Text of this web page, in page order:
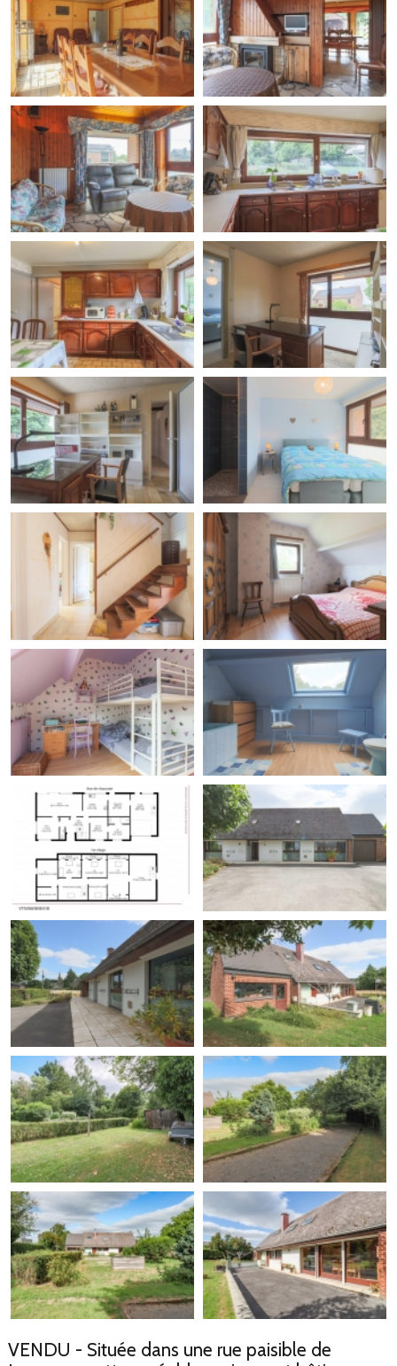
VENDU - Située dans une rue paisible de